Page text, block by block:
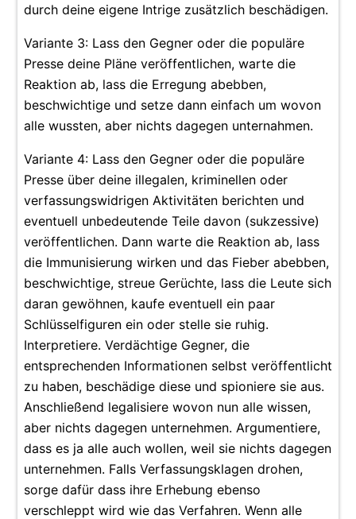
durch deine eigene Intrige zusätzlich beschädigen.
Variante 3: Lass den Gegner oder die populäre
Presse deine Pläne veröffentlichen, warte die
Reaktion ab, lass die Erregung abebben,
beschwichtige und setze dann einfach um wovon
alle wussten, aber nichts dagegen unternahmen.
Variante 4: Lass den Gegner oder die populäre
Presse über deine illegalen, kriminellen oder
verfassungswidrigen Aktivitäten berichten und
eventuell unbedeutende Teile davon (sukzessive)
veröffentlichen. Dann warte die Reaktion ab, lass
die Immunisierung wirken und das Fieber abebben,
beschwichtige, streue Gerüchte, lass die Leute sich
daran gewöhnen, kaufe eventuell ein paar
Schlüsselfiguren ein oder stelle sie ruhig.
Interpretiere. Verdächtige Gegner, die
entsprechenden Informationen selbst veröffentlicht
zu haben, beschädige diese und spioniere sie aus.
Anschließend legalisiere wovon nun alle wissen,
aber nichts dagegen unternehmen. Argumentiere,
dass es ja alle auch wollen, weil sie nichts dagegen
unternehmen. Falls Verfassungsklagen drohen,
sorge dafür dass ihre Erhebung ebenso
verschleppt wird wie das Verfahren. Wenn alle